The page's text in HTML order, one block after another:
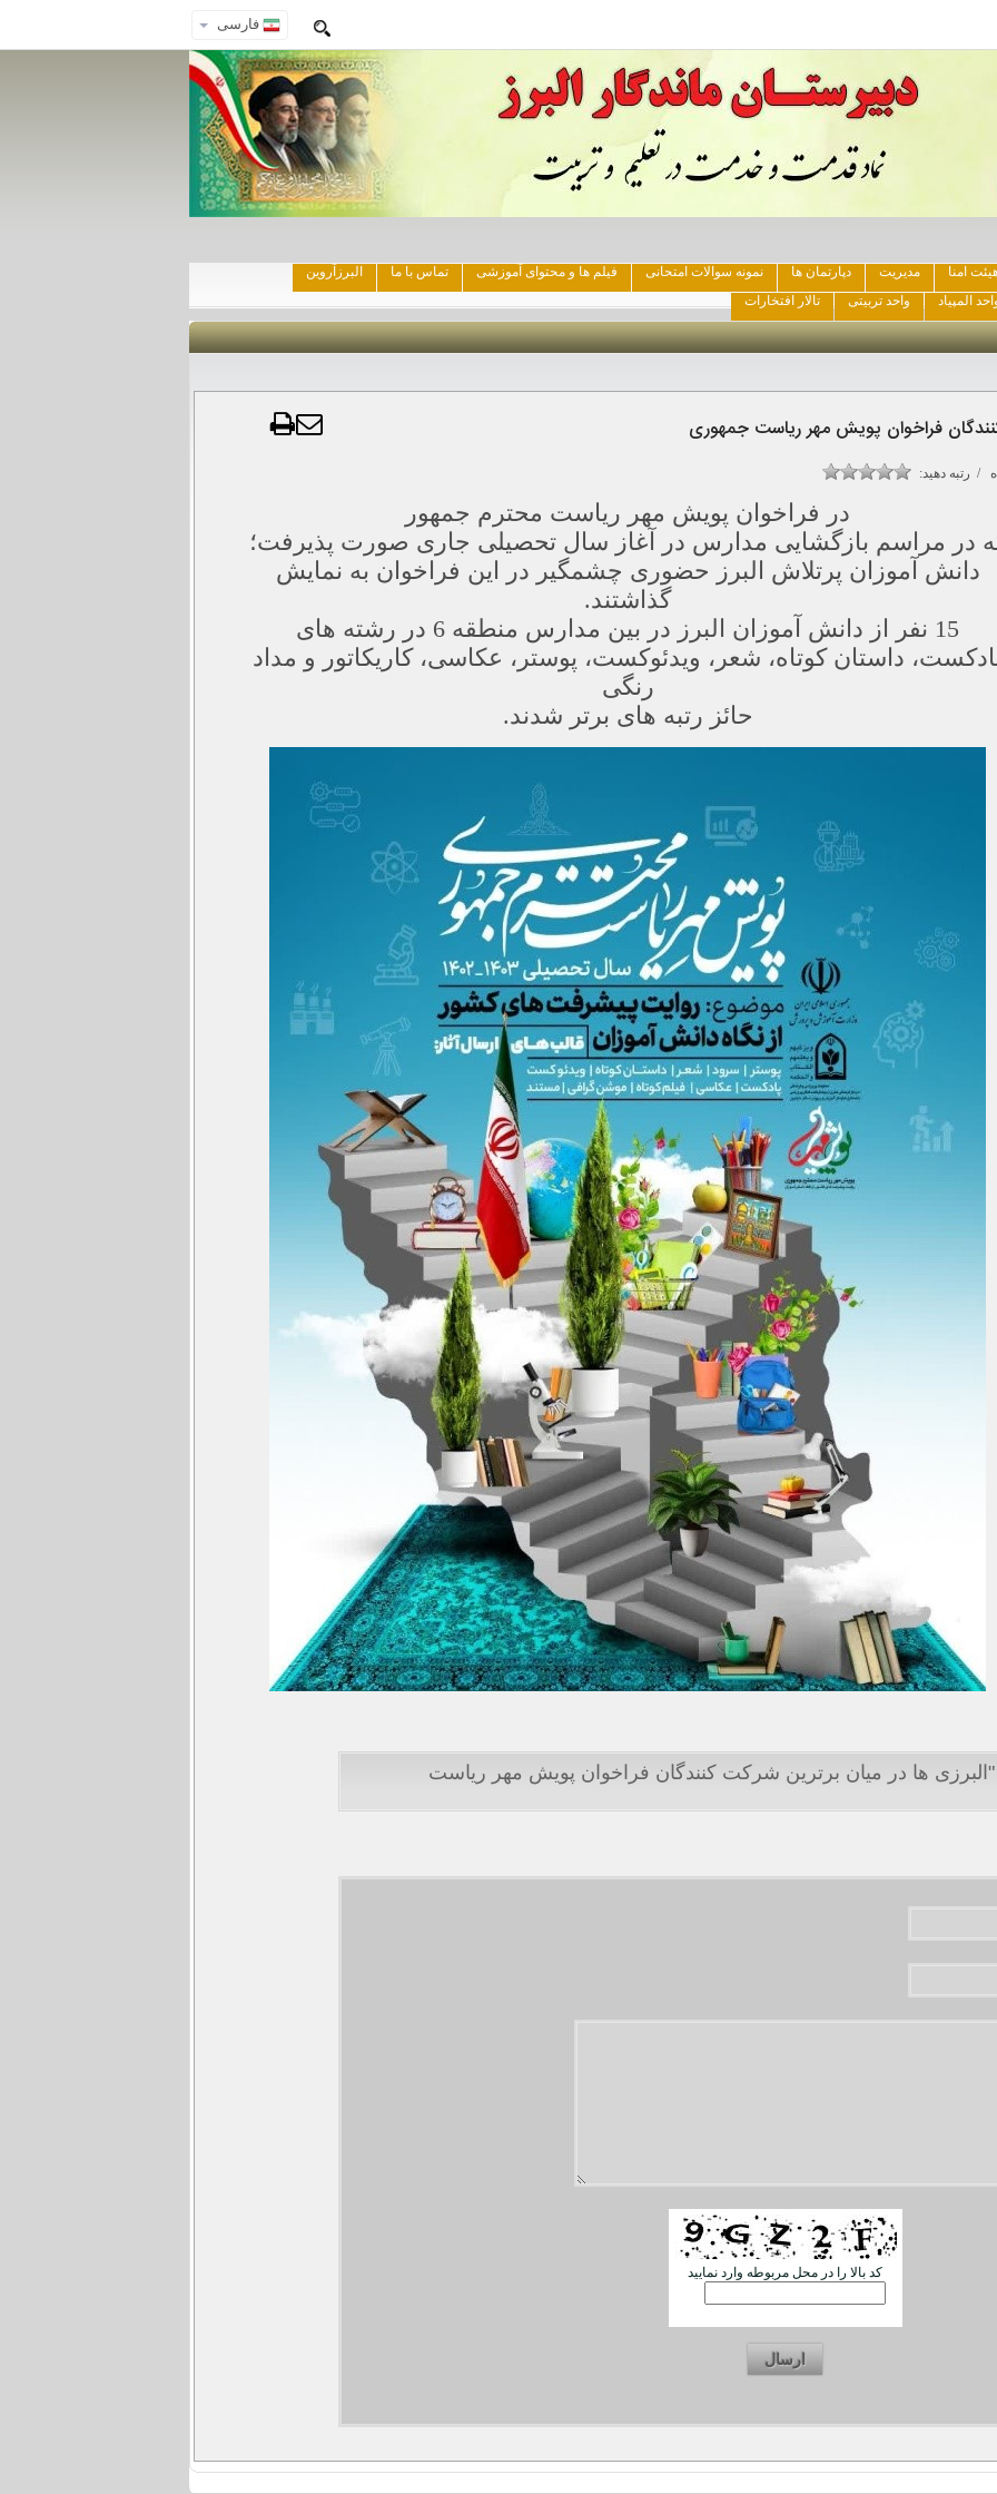
فارسی
امنا مدیریت دپارتمان ها نمونه سوالات امتحانی فیلم ها و محتوای آموزشی تماس با ما
البرزآروین
المپیاد
واحد تربیتی تالار افتخارات
فراخوان پویش مهر ریاست جمهوری
/ رتبه دهید:
در فراخوان پویش مهر ریاست محترم جمهور
در مراسم بازگشایی مدارس در آغاز سال تحصیلی جاری صورت پذیرفت؛
دانش آموزان پرتلاش البرز حضوری چشمگیر در این فراخوان به نمایش
گذاشتند.
15 نفر از دانش آموزان البرز در بین مدارس منطقه 6 در رشته های
داستان کوتاه، شعر، ویدئوکست، پوستر، عکاسی، کاریکاتور و مداد
رنگی
حائز رتبه های برتر شدند.
"البرزی ها در میان برترین شرکت کنندگان فراخوان پویش مهر ریاست
کد بالا را در محل مربوطه وارد نمایید
ارسال